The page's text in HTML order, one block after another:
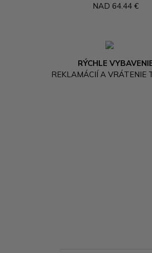
NAD 64.44 €
RÝCHLE
REKLAMÁCIÍ A VRÁTENIE